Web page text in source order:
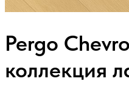
Pergo
коллекция